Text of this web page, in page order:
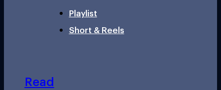
Playlist
Short & Reels
Read